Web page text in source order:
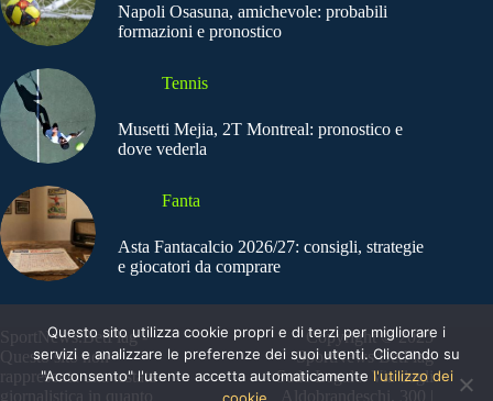
Napoli Osasuna, amichevole: probabili
formazioni e pronostico
Tennis
Musetti Mejia, 2T Montreal: pronostico e
dove vederla
Fanta
Asta Fantacalcio 2026/27: consigli, strategie
e giocatori da comprare
SportNews.BetFlag -
Questo sito non
rappresenta una testata
giornalistica in quanto
Copyright © 2025
SportNews BetFlag
Sede Legale: Via degli
Aldobrandeschi, 300 |
Questo sito utilizza cookie propri e di terzi per migliorare i
servizi e analizzare le preferenze dei suoi utenti. Cliccando su
"Acconsento" l'utente accetta automaticamente l'utilizzo dei